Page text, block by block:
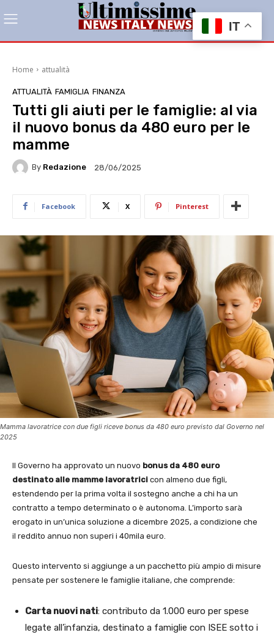
Home attualità
ATTUALITÀ FAMIGLIA FINANZA
Tutti gli aiuti per le famiglie: al via
il nuovo bonus da 480 euro per le
mamme
By Redazione 28/06/2025
Facebook X Pinterest
Mamma lavoratrice con due figli riceve bonus da 480 euro previsto dal Governo nel
2025
Il Governo ha approvato un nuovo bonus da 480 euro
destinato alle mamme lavoratrici con almeno due figli,
estendendo per la prima volta il sostegno anche a chi ha un
contratto a tempo determinato o è autonoma. L’importo sarà
erogato in un’unica soluzione a dicembre 2025, a condizione che
il reddito annuo non superi i 40mila euro.
Questo intervento si aggiunge a un pacchetto più ampio di misure
pensate per sostenere le famiglie italiane, che comprende:
Carta nuovi nati: contributo da 1.000 euro per spese
legate all’infanzia, destinato a famiglie con ISEE sotto i
IT